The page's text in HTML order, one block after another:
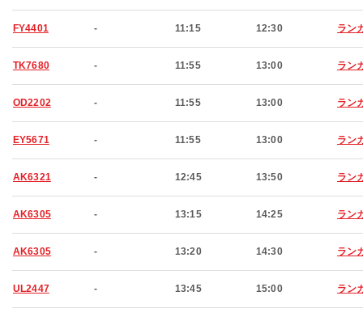
FY4401 - 11:15 12:30 ラン
TK7680 - 11:55 13:00 ラン
OD2202 - 11:55 13:00 ラン
EY5671 - 11:55 13:00 ラン
AK6321 - 12:45 13:50 ラン
AK6305 - 13:15 14:25 ラン
AK6305 - 13:20 14:30 ラン
UL2447 - 13:45 15:00 ラン